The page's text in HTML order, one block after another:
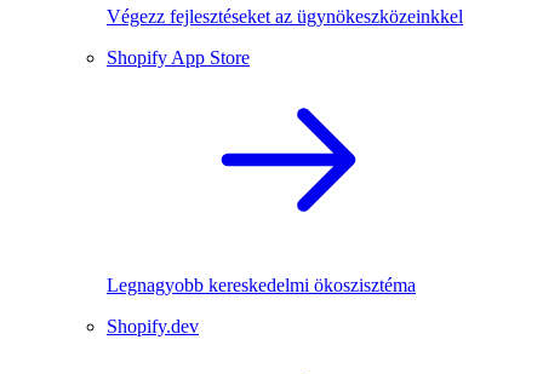
Végezz fejlesztéseket az ügynökeszközeinkkel
Shopify App Store
Legnagyobb kereskedelmi ökoszisztéma
Shopify.dev